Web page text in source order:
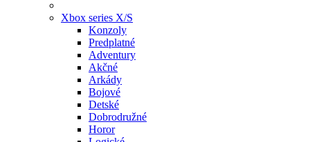
Xbox series X/S
Konzoly
Predplatné
Adventury
Akčné
Arkády
Bojové
Detské
Dobrodružné
Horor